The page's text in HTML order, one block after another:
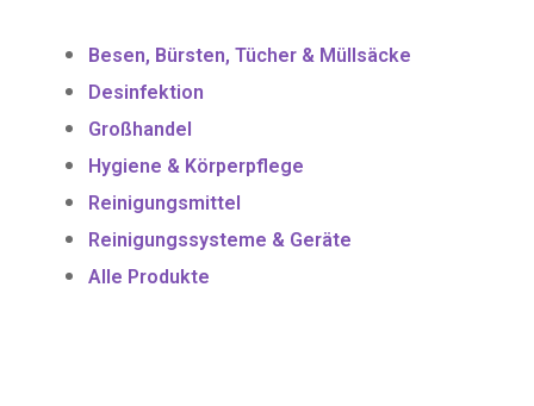
Besen, Bürsten, Tücher & Müllsäcke
Desinfektion
Großhandel
Hygiene & Körperpflege
Reinigungsmittel
Reinigungssysteme & Geräte
Alle Produkte